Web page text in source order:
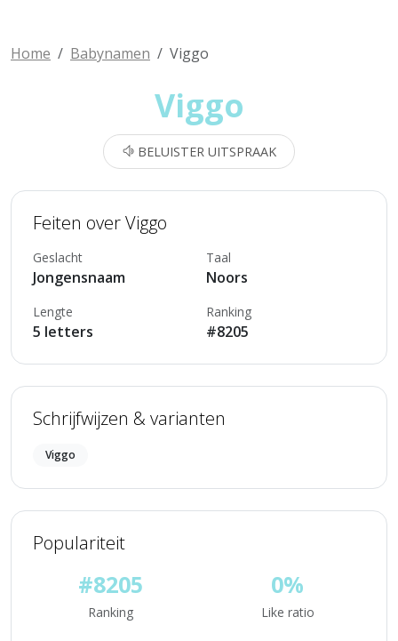
Home Babynamen Viggo
Viggo
BELUISTER UITSPRAAK
Feiten over Viggo
Geslacht
Jongensnaam
Taal
Noors
Lengte
5 letters
Ranking
#8205
Schrijfwijzen & varianten
Viggo
Populariteit
#8205
Ranking
0%
Like ratio